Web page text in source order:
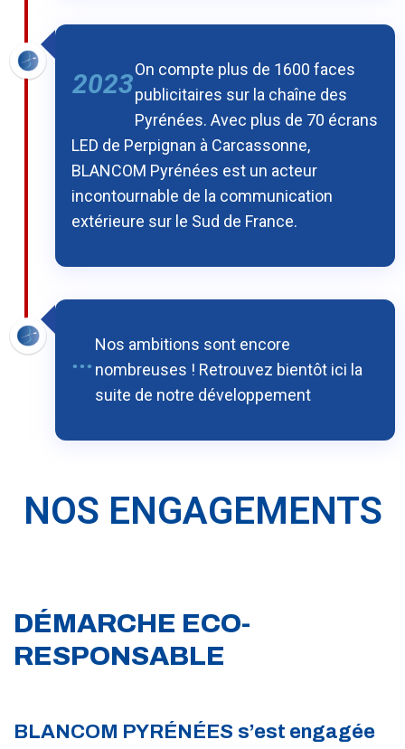
2023On compte plus de 1600 faces
publicitaires sur la chaîne des
Pyrénées. Avec plus de 70 écrans
LED de Perpignan à Carcassonne,
BLANCOM Pyrénées est un acteur
incontournable de la communication
extérieure sur le Sud de France.
... Nos ambitions sont encore
nombreuses ! Retrouvez bientôt ici la
suite de notre développement
NOS ENGAGEMENTS
DÉMARCHE ECO-
RESPONSABLE
BLANCOM PYRÉNÉES s’est engagée